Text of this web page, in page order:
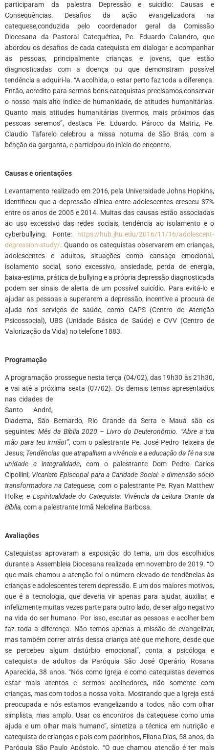
participaram da palestra Depressão e suicídio: Causas e
Consequências. Desafios da ação evangelizadora na
catequese,conduzida pelo coordenador geral da Comissão
Diocesana da Pastoral Catequética, Pe. Eduardo Calandro, que
abordou os desafios de cada catequista em dialogar e acompanhar
as pessoas, principalmente crianças e jovens, que estão
diagnosticadas com a doença ou que demonstram possível
tendência a adquiri-la. “A acolhida, o estar perto faz toda a diferença.
Então, acredito para sermos bons catequistas precisamos conservar
o nosso mais alto índice de humanidade, de atitudes humanitárias.
Quanto mais atitudes humanitárias tivermos, mais próximos das
pessoas seremos”, destaca Pe. Eduardo. Pároco da Matriz, Pe.
Claudio Tafarelo celebrou a missa noturna de São Brás, com a
bênção da garganta, e participou do início do encontro.
Causas e orientações
Levantamento realizado em 2016, pela Universidade Johns Hopkins,
identificou que a depressão clínica entre adolescentes cresceu 37%
entre os anos de 2005 e 2014. Muitas das causas estão associadas
ao uso excessivo das redes sociais, tendência ao isolamento e o
cyberbullying. Fonte:
https://hub.jhu.edu/2016/11/16/adolescent-
depression-study/. Quando os catequistas observarem em crianças,
adolescentes e adultos, situações como cansaço emocional,
isolamento social, sono excessivo, ansiedade, perda de energia,
baixa-estima, prática de bullying e a própria depressão diagnosticada
podem ser sinais de alerta de um possível suicídio. Para evitá-lo e
ajudar as pessoas a superarem a depressão, incentive a procura de
ajuda nos serviços de saúde, como CAPS (Centro de Atenção
Psicossocial), UBS (Unidade Básica de Saúde) e CVV (Centro de
Valorização da Vida) no telefone 1883.
Programação
A programação prossegue nesta terça (04/02), das 19h30 às 21h30,
e vai até a próxima sexta (07/02). Os demais temas apresentados
nas cidades de
Santo André,
Diadema, São Bernardo, Rio Grande da Serra e Mauá são os
seguintes:Mês da Bíblia 2020 – Livro do Deuteronômio. “Abre a tua
mão para teu irmão!”, com o palestrante Pe. José Pedro Teixeira de
Jesus; Tendências que atrapalham a vivência e a educação da fé na sua
unidade e integralidade, com o palestrante Dom Pedro Carlos
Cipollini; Vicariato Episcopal para a Caridade Social: a dimensão sócio
transformadora na Catequese, com o palestrante Pe. Ryan Matthew
Holke; e Espiritualidade do Catequista: Vivência da Leitura Orante da
Bíblia, com a palestrante Irmã Nelcelina Barbosa.
Avaliações
Catequistas aprovaram a exposição do tema, um dos escolhidos
durante a Assembleia Diocesana realizada em novembro de 2019. “O
que mais chamou a atenção foi o número elevado de tendências às
crianças e adolescentes terem depressão. E um dos maiores motivos,
que é a tecnologia, que deveria vir apenas para ajudar, auxiliar, e
infelizmente muitas vezes parte para outro lado, de ser algo negativo
na vida do ser humano. Por isso, escutar as pessoas e acolher bem
faz toda a diferença. Não temos apenas a missão de evangelizar,
mas também correr atrás dessa criança até que melhore, desde que
se percebeu algum distúrbio emocional”, conta a psicóloga e
catequista de adultos da Paróquia São José Operário, Rosana
Aparecida, 38 anos. “Nós como Igreja e como catequistas devemos
estar mais atentos e sermos acolhedores, não somente com
crianças, mas com todos a nossa volta. Mostrando que a Igreja está
preocupada e nós estamos evangelizando a todos, não com olhar
simplista, mas amplo. Usar os encontros da catequese como uma
ajuda e um olhar mais humano”, sintetiza a técnica em nutrição e
catequista de crianças e pais com padrinhos, Eliana Dias, 58 anos, da
Paróquia São Paulo Apóstolo. “O que chamou atenção é ter mais